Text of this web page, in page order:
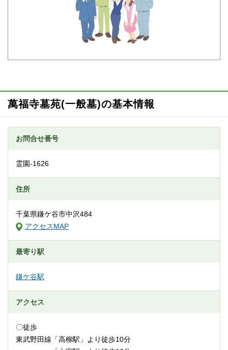
萬福寺墓苑(一般墓)の基本情報
お問合せ番号
霊園-1626
住所
千葉県鎌ケ谷市中沢484
アクセスMAP
最寄り駅
鎌ケ谷駅
アクセス
〇徒歩
東武野田線「高柳駅」より徒歩10分